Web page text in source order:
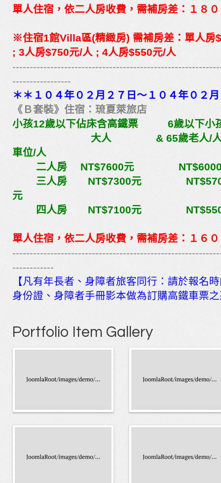
單人住宿，依二人房收費，需補房差：１８
※住宿1館Villa區(精緻房) 需補房差：單人房
; 3人房$750元/人 ; 4人房$550元/人
-----------------
＊＊１０４年０２月２７日～１０４年０２
《Ｂ套裝》住宿：琉夏萊旅店
小孩12歲以下佔床含高鐵票 6歲以下小
大人 & 65歲老人/
車位/人
二人房 NT$7600元
三人房 NT$7300元
元
四人房 NT$7100元
單人住宿，依二人房收費，需補房差：１６
------------
【凡有年長者、身障者旅客同行：請於報名
身份證、身障者手冊影本做為訂購高鐵車票
Portfolio Item Gallery